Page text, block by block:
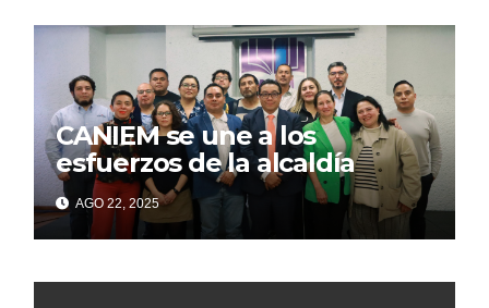
CANIEM se une a los
esfuerzos de la alcaldía
Iztapalapa para acercar a
grupos vulnerables a la
lectura
AGO 22, 2025